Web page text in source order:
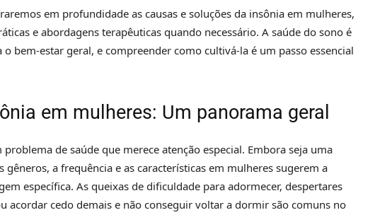
em profundidade as causas e soluções da insônia em mulheres,
e abordagens terapêuticas quando necessário. A saúde do sono é
bem-estar geral, e compreender como cultivá-la é um passo essencial
em mulheres: Um panorama geral
de saúde que merece atenção especial. Embora seja uma
gêneros, a frequência e as características em mulheres sugerem a
específica. As queixas de dificuldade para adormecer, despertares
acordar cedo demais e não conseguir voltar a dormir são comuns no